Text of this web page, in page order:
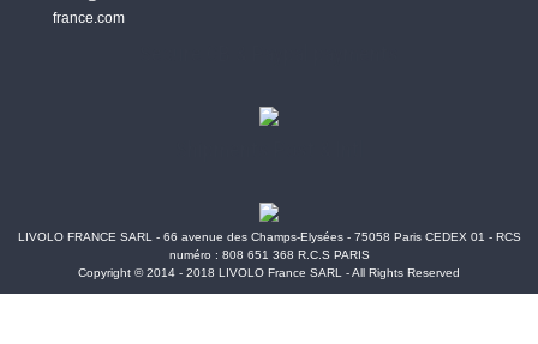
france.com
LIVOLO FRANCE SARL - 66 avenue des Champs-Elysées - 75058 Paris CEDEX 01 - RCS
numéro : 808 651 368 R.C.S PARIS
Copyright © 2014 - 2018 LIVOLO France SARL - All Rights Reserved